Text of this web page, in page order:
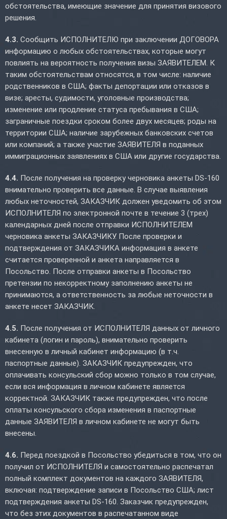
обстоятельства, имеющие значение для принятия визового
решения.
4.3. Сообщить ИСПОЛНИТЕЛЮ при заключении ДОГОВОРА
информацию о любых обстоятельствах, которые могут
повлиять на вероятность получения визы ЗАЯВИТЕЛЕМ. К
таким обстоятельствам относятся, в том числе: наличие
родственников в США; факты депортации или отказов в
визе; аресты, судимости, уголовные производства;
изменение или продление статуса пребывания в США;
заграничные поездки сроком более двух месяцев; роды на
территории США; наличие зарубежных банковских счетов
или компаний; а также участие ЗАЯВИТЕЛЯ в поданных
иммиграционных заявлениях в США или другие государства.
4.4. После получения на проверку черновика анкеты DS-160
внимательно проверить все данные. В случае выявления
любых неточностей, ЗАКАЗЧИК должен уведомить об этом
ИСПОЛНИТЕЛЯ по электронной почте в течение 3 (трех)
календарных дней после отправки ИСПОЛНИТЕЛЕМ
черновика анкеты ЗАКАЗЧИКУ. После проверки и
подтверждения от ЗАКАЗЧИКА информация в анкете
считается проверенной и анкета направляется в
Посольство. После отправки анкеты в Посольство
претензии по некорректному заполнению анкеты не
принимаются, а ответственность за любые неточности в
анкете несет ЗАКАЗЧИК.
4.5. После получения от ИСПОЛНИТЕЛЯ данных от личного
кабинета (логин и пароль), внимательно проверить
внесенную в личный кабинет информацию (в т.ч.
паспортные данные). ЗАКАЗЧИК предупрежден, что
оплачивать консульский сбор можно только в том случае,
если вся информация в личном кабинете является
корректной. ЗАКАЗЧИК также предупрежден, что после
оплаты консульского сбора изменения в паспортные
данные ЗАЯВИТЕЛЯ в личном кабинете не могут быть
внесены.
4.6. Перед поездкой в Посольство убедиться в том, что он
получил от ИСПОЛНИТЕЛЯ и самостоятельно распечатал
полный комплект документов на каждого ЗАЯВИТЕЛЯ,
включая: подтверждение записи в Посольство США; лист
подтверждения анкеты DS-160. Заказчик предупрежден,
что без этих документов в распечатанном виде